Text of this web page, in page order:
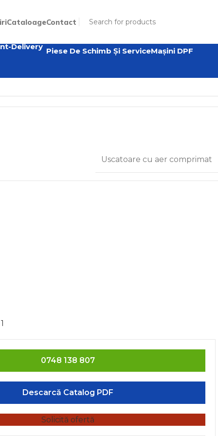
CataloageContact
Piese De Schimb Și ServiceMașini DPF
Uscatoare cu aer comprimat
0748 138 807
Descarcă Catalog PDF
Solicită ofertă